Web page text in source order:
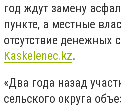
год ждут замену
пункте, а местные
отсутствие денежных
Kaskelenec.kz.
«Два года назад
сельского округа